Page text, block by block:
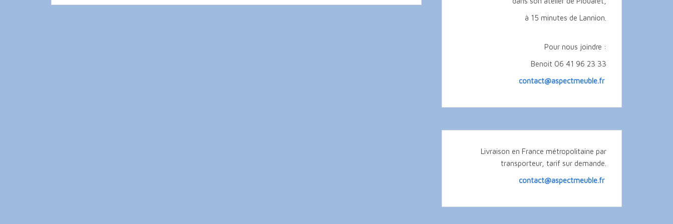
à 15 minutes de Lannion.
Pour nous joindre :
Benoit 06 41 96 23 33
contact@aspectmeuble.fr
Livraison en France métropolitaine par
transporteur, tarif sur demande.
contact@aspectmeuble.fr